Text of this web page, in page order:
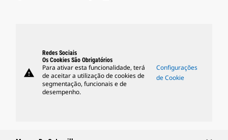
warning
Redes Sociais
Os Cookies São Obrigatórios
Para ativar esta funcionalidade, terá
de aceitar a utilização de cookies de
segmentação, funcionais e de
desempenho.
Configurações
de Cookie